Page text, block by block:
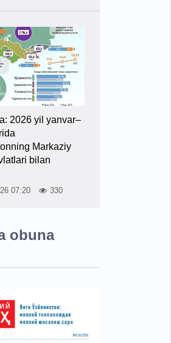
2026 yil yanvar–
Markaziy
bilan
07:20 330
obuna